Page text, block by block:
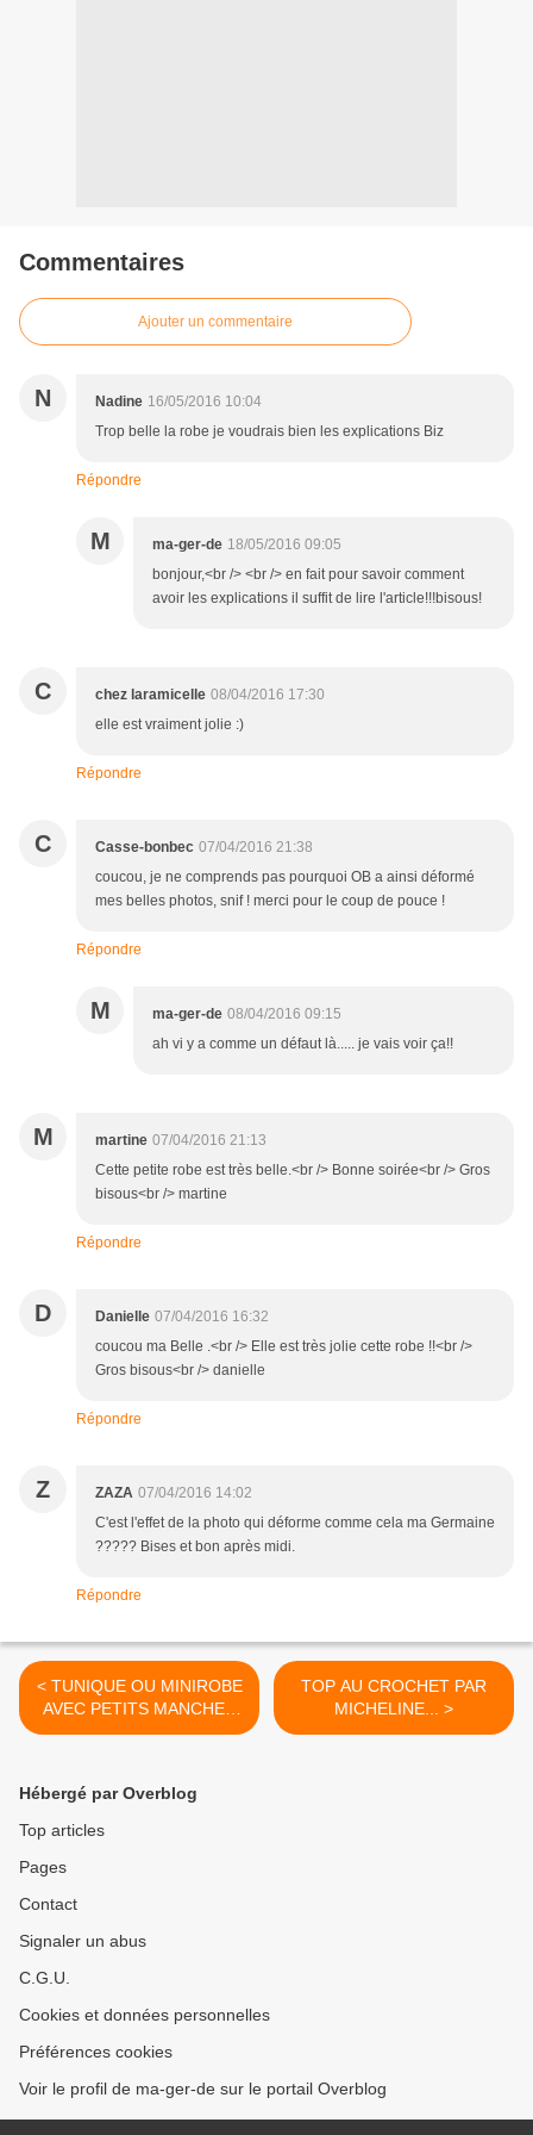
Commentaires
Ajouter un commentaire
N Nadine 16/05/2016 10:04
Trop belle la robe je voudrais bien les explications Biz
Répondre
M ma-ger-de 18/05/2016 09:05
bonjour,<br /> <br /> en fait pour savoir comment
avoir les explications il suffit de lire l'article!!!bisous!
C chez laramicelle 08/04/2016 17:30
elle est vraiment jolie :)
Répondre
C Casse-bonbec 07/04/2016 21:38
coucou, je ne comprends pas pourquoi OB a ainsi déformé
mes belles photos, snif ! merci pour le coup de pouce !
Répondre
M ma-ger-de 08/04/2016 09:15
ah vi y a comme un défaut là..... je vais voir ça!!
M martine 07/04/2016 21:13
Cette petite robe est très belle.<br /> Bonne soirée<br /> Gros
bisous<br /> martine
Répondre
D Danielle 07/04/2016 16:32
coucou ma Belle .<br /> Elle est très jolie cette robe !!<br />
Gros bisous<br /> danielle
Répondre
Z ZAZA 07/04/2016 14:02
C'est l'effet de la photo qui déforme comme cela ma Germaine
????? Bises et bon après midi.
Répondre
< TUNIQUE OU MINIROBE
AVEC PETITS MANCHES
AU CROCHET
TOP AU CROCHET PAR
MICHELINE... >
Hébergé par Overblog
Top articles
Pages
Contact
Signaler un abus
C.G.U.
Cookies et données personnelles
Préférences cookies
Voir le profil de ma-ger-de sur le portail Overblog